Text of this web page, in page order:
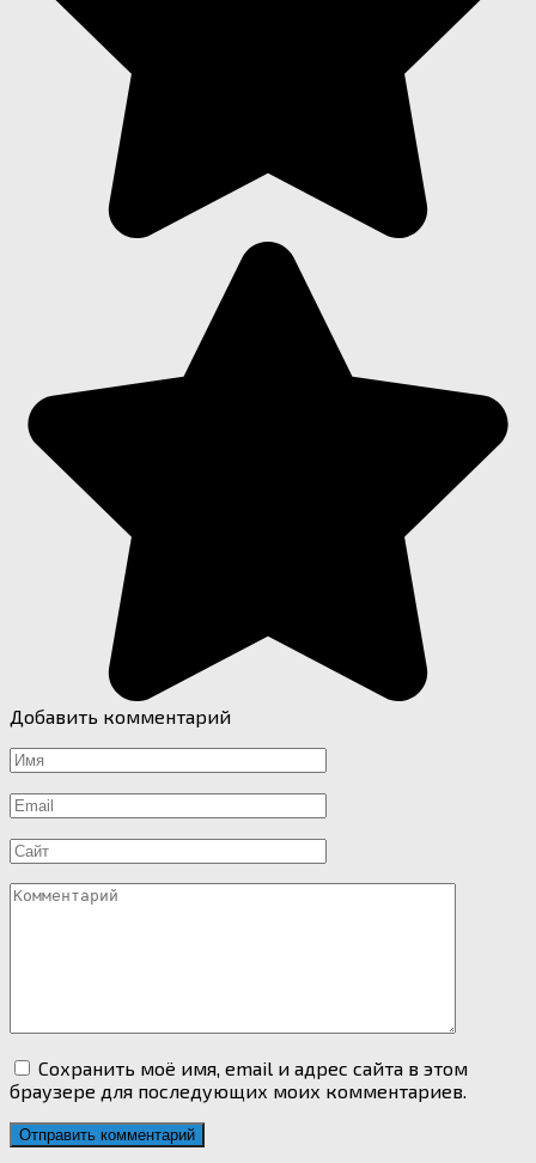
Добавить комментарий
Имя
*
Email
*
Сайт
Комментарий
Сохранить моё имя, email и адрес сайта в этом
браузере для последующих моих комментариев.